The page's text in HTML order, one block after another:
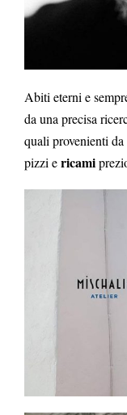
Abiti eterni e
da una precisa
quali provenienti
pizzi ericami